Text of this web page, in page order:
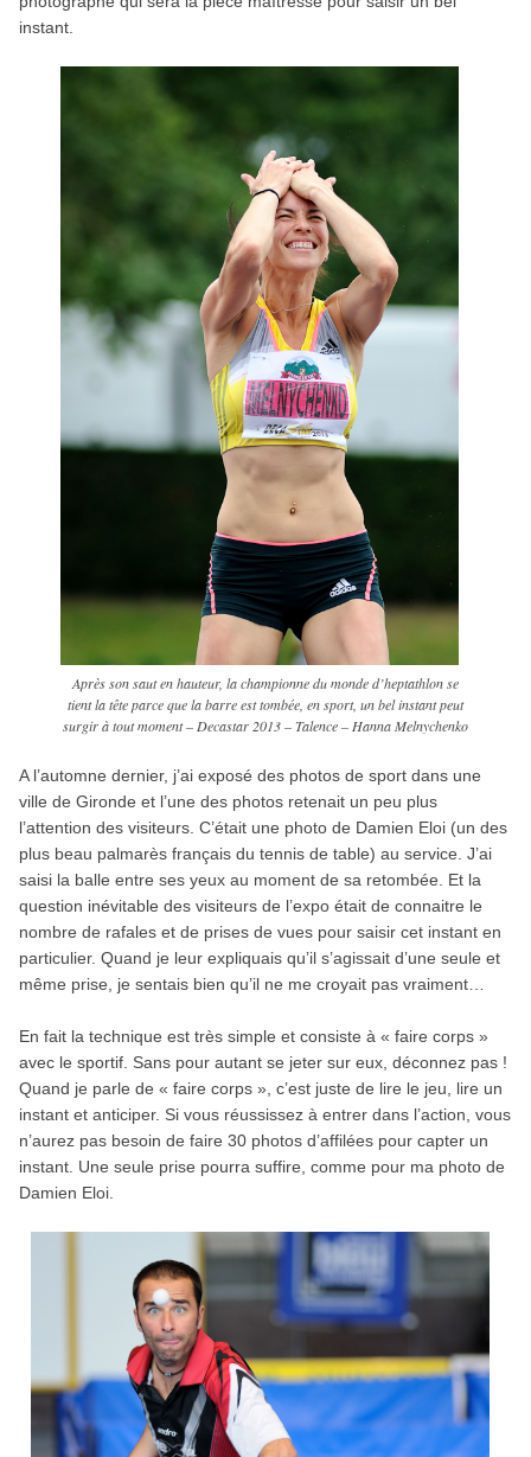
instant.
Après son saut en hauteur, la championne du monde d’heptathlon se
tient la tête parce que la barre est tombée, en sport, un bel instant peut
surgir à tout moment – Decastar 2013 – Talence – Hanna Melnychenko
A l’automne dernier, j’ai exposé des photos de sport dans une
ville de Gironde et l’une des photos retenait un peu plus
l’attention des visiteurs. C’était une photo de Damien Eloi (un des
plus beau palmarès français du tennis de table) au service. J’ai
saisi la balle entre ses yeux au moment de sa retombée. Et la
question inévitable des visiteurs de l’expo était de connaitre le
nombre de rafales et de prises de vues pour saisir cet instant en
particulier. Quand je leur expliquais qu’il s’agissait d’une seule et
même prise, je sentais bien qu’il ne me croyait pas vraiment…
En fait la technique est très simple et consiste à « faire corps »
avec le sportif. Sans pour autant se jeter sur eux, déconnez pas !
Quand je parle de « faire corps », c’est juste de lire le jeu, lire un
instant et anticiper. Si vous réussissez à entrer dans l’action, vous
n’aurez pas besoin de faire 30 photos d’affilées pour capter un
instant. Une seule prise pourra suffire, comme pour ma photo de
Damien Eloi.